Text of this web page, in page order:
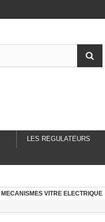
LES REGULATEURS
MECANISMES VITRE ELECTRIQUE